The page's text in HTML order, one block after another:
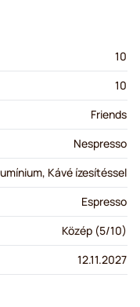
10
10
Friends
Nespresso
Kávé ízesítéssel
Espresso
Közép (5/10)
12.11.2027